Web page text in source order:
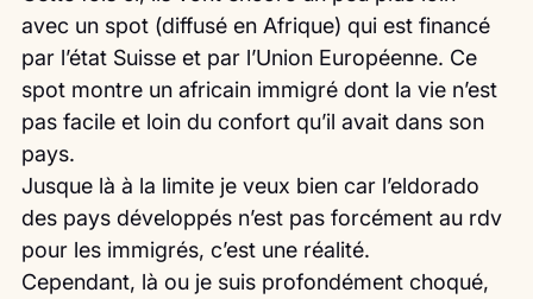
avec un spot (diffusé en Afrique) qui est financé
par l’état Suisse et par l’Union Européenne. Ce
spot montre un africain immigré dont la vie n’est
pas facile et loin du confort qu’il avait dans son
pays.
Jusque là à la limite je veux bien car l’eldorado
des pays développés n’est pas forcément au rdv
pour les immigrés, c’est une réalité.
Cependant, là ou je suis profondément choqué,